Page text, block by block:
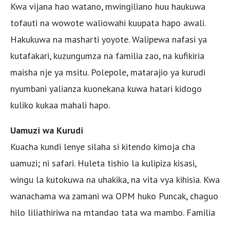
Kwa vijana hao watano, mwingiliano huu haukuwa
tofauti na wowote waliowahi kuupata hapo awali.
Hakukuwa na masharti yoyote. Walipewa nafasi ya
kutafakari, kuzungumza na familia zao, na kufikiria
maisha nje ya msitu. Polepole, matarajio ya kurudi
nyumbani yalianza kuonekana kuwa hatari kidogo
kuliko kukaa mahali hapo.
Uamuzi wa Kurudi
Kuacha kundi lenye silaha si kitendo kimoja cha
uamuzi; ni safari. Huleta tishio la kulipiza kisasi,
wingu la kutokuwa na uhakika, na vita vya kihisia. Kwa
wanachama wa zamani wa OPM huko Puncak, chaguo
hilo liliathiriwa na mtandao tata wa mambo. Familia